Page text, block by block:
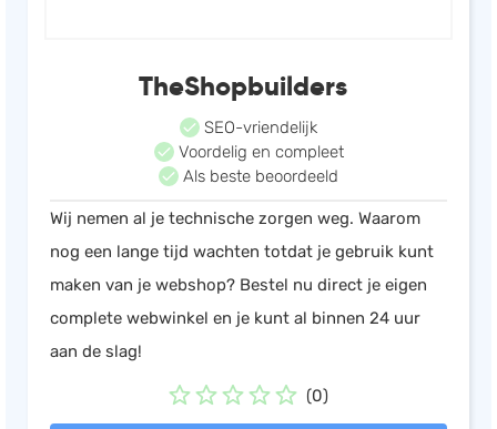
TheShopbuilders
SEO-vriendelijk
Voordelig en compleet
Als beste beoordeeld
Wij nemen al je technische zorgen weg. Waarom
nog een lange tijd wachten totdat je gebruik kunt
maken van je webshop? Bestel nu direct je eigen
complete webwinkel en je kunt al binnen 24 uur
aan de slag!
(0)